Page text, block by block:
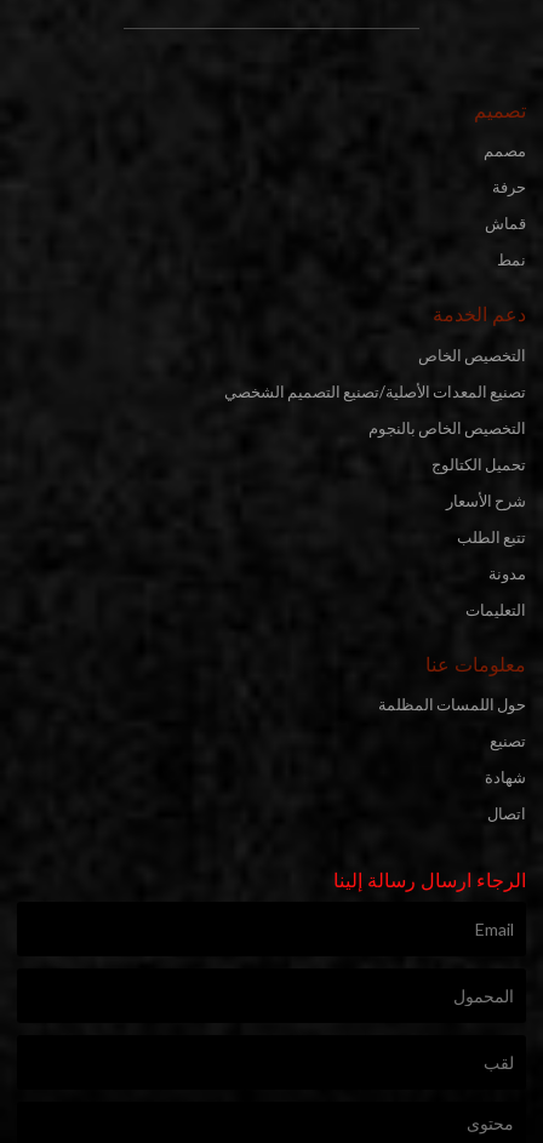
تصميم
مصمم
حرفة
قماش
نمط
دعم الخدمة
التخصيص الخاص
تصنيع المعدات الأصلية/تصنيع التصميم الشخصي
التخصيص الخاص بالنجوم
تحميل الكتالوج
شرح الأسعار
تتبع الطلب
مدونة
التعليمات
معلومات عنا
حول اللمسات المظلمة
تصنيع
شهادة
اتصال
الرجاء ارسال رسالة إلينا